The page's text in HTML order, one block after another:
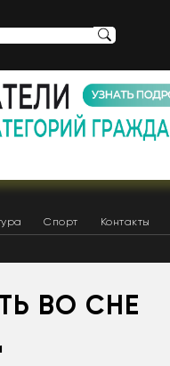
Спорт Контакты
ВО СНЕ